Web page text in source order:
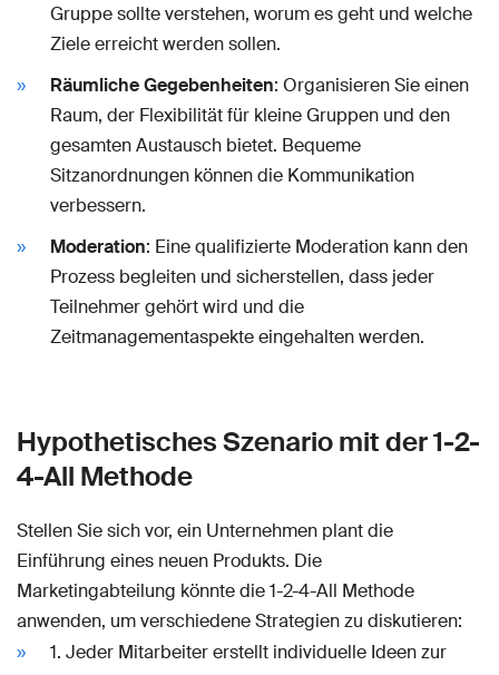
Gruppe sollte verstehen, worum es geht und welche
Ziele erreicht werden sollen.
Räumliche Gegebenheiten: Organisieren Sie einen
Raum, der Flexibilität für kleine Gruppen und den
gesamten Austausch bietet. Bequeme
Sitzanordnungen können die Kommunikation
verbessern.
Moderation: Eine qualifizierte Moderation kann den
Prozess begleiten und sicherstellen, dass jeder
Teilnehmer gehört wird und die
Zeitmanagementaspekte eingehalten werden.
Hypothetisches Szenario mit der 1-2-
4-All Methode
Stellen Sie sich vor, ein Unternehmen plant die
Einführung eines neuen Produkts. Die
Marketingabteilung könnte die 1-2-4-All Methode
anwenden, um verschiedene Strategien zu diskutieren:
1. Jeder Mitarbeiter erstellt individuelle Ideen zur